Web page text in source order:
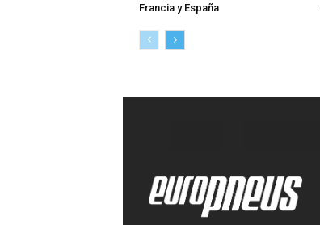
Francia y España